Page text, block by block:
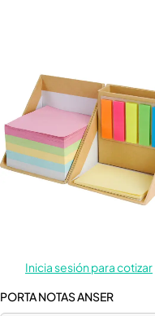
Inicia sesión para cotizar
PORTA NOTAS ANSER